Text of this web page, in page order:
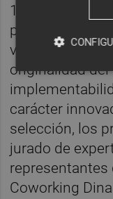
10 propuestas,
propuestas con
viabilidad
originalidad del
carácter
selección, los
jurado de
representantes
Coworking